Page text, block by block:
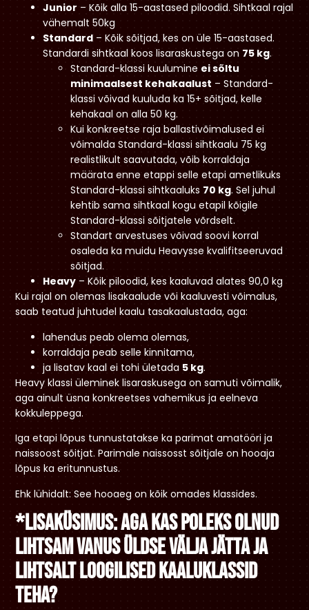
Junior – Kõik alla 15-aastased piloodid. Sihtkaal rajal
vähemalt 50kg
Standard – Kõik sõitjad, kes on üle 15-aastased.
Standardi sihtkaal koos lisaraskustega on 75 kg.
Standard-klassi kuulumine ei sõltu
minimaalsest kehakaalust – Standard-
klassi võivad kuuluda ka 15+ sõitjad, kelle
kehakaal on alla 50 kg.
Kui konkreetse raja ballastivõimalused ei
võimalda Standard-klassi sihtkaalu 75 kg
realistlikult saavutada, võib korraldaja
määrata enne etappi selle etapi ametlikuks
Standard-klassi sihtkaaluks 70 kg. Sel juhul
kehtib sama sihtkaal kogu etapil kõigile
Standard-klassi sõitjatele võrdselt.
Standart arvestuses võivad soovi korral
osaleda ka muidu Heavysse kvalifitseeruvad
sõitjad.
Heavy – Kõik piloodid, kes kaaluvad alates 90,0 kg
Kui rajal on olemas lisakaalude või kaaluvesti võimalus,
saab teatud juhtudel kaalu tasakaalustada, aga:
lahendus peab olema olemas,
korraldaja peab selle kinnitama,
ja lisatav kaal ei tohi ületada 5 kg.
Heavy klassi üleminek lisaraskusega on samuti võimalik,
aga ainult üsna konkreetses vahemikus ja eelneva
kokkuleppega.
Iga etapi lõpus tunnustatakse ka parimat amatööri ja
naissoost sõitjat. Parimale naissosst sõitjale on hooaja
lõpus ka eritunnustus.
Ehk lühidalt: See hooaeg on kõik omades klassides.
*Lisaküsimus: Aga kas poleks olnud
lihtsam vanus üldse välja jätta ja
lihtsalt loogilised kaaluklassid
teha?